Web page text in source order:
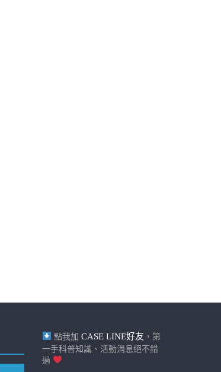
點我加 CASE LINE好友 ，第
一手科普知識、活動消息絕不錯
過